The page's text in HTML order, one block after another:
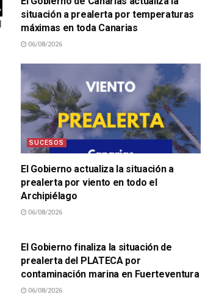
situación a prealerta por temperaturas
máximas en toda Canarias
06/08/2026
SUCESOS
El Gobierno actualiza la situación a
prealerta por viento en todo el
Archipiélago
06/08/2026
El Gobierno finaliza la situación de
prealerta del PLATECA por
contaminación marina en Fuerteventura
06/08/2026